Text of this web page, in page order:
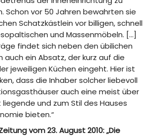
Schon vor 50 Jahren bewahrten sie
Schatzkästlein vor billigen, schnell
und Massenmöbeln. […]
findet sich neben den übilichen
auch ein Absatz, der kurz auf die
jeweiligen Küchen eingeht. Hier ist
dass die Inhaber solcher liebevoll
auch eine meist über
und zum Stil des Hauses
bieten.“
vom 23. August 2010: „Die